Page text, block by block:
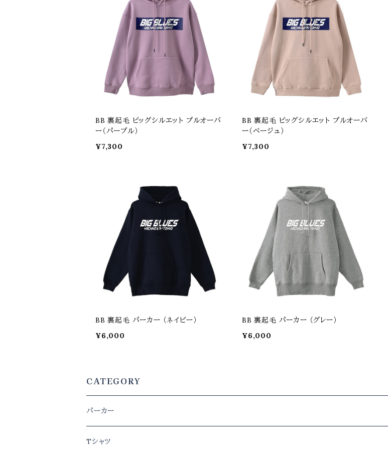
BB 裏起毛 ビッグシルエット プルオーバ
ー（パープル）
¥7,300
BB 裏起毛 ビッグシルエット プルオーバ
ー（ベージュ）
¥7,300
BB 裏起毛 パーカー （ネイビー）
¥6,000
BB 裏起毛 パーカー （グレー）
¥6,000
CATEGORY
パーカー
メンズ
Tシャツ